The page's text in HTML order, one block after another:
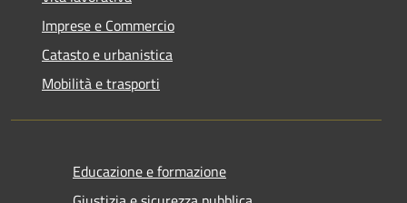
Imprese e Commercio
Catasto e urbanistica
Mobilità e trasporti
Educazione e formazione